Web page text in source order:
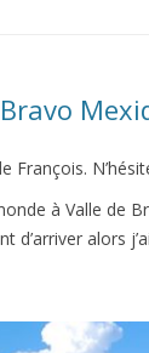
François.
à Valle de
d’arriver alors